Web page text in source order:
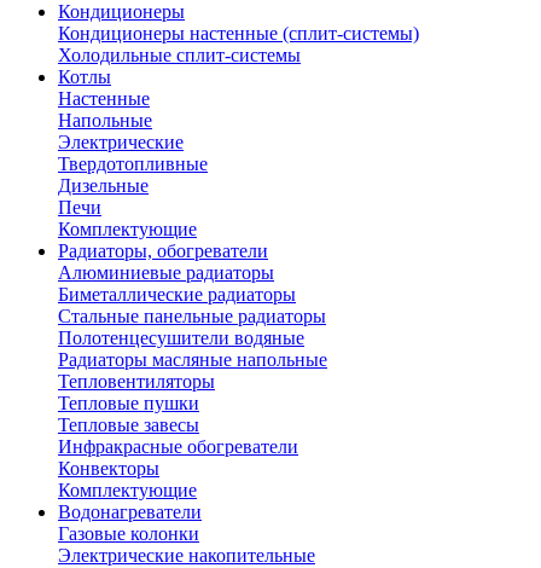
Кондиционеры
Кондиционеры настенные (сплит-системы)
Холодильные сплит-системы
Котлы
Настенные
Напольные
Электрические
Твердотопливные
Дизельные
Печи
Комплектующие
Радиаторы, обогреватели
Алюминиевые радиаторы
Биметаллические радиаторы
Стальные панельные радиаторы
Полотенцесушители водяные
Радиаторы масляные напольные
Тепловентиляторы
Тепловые пушки
Тепловые завесы
Инфракрасные обогреватели
Конвекторы
Комплектующие
Водонагреватели
Газовые колонки
Электрические накопительные